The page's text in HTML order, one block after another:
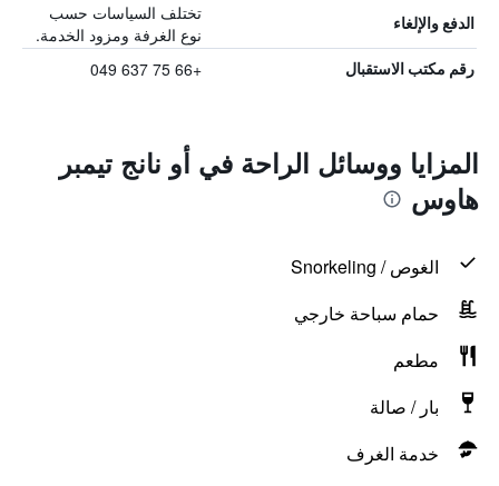
الدفع والإلغاء
تختلف السياسات حسب
نوع الغرفة ومزود الخدمة.
رقم مكتب الاستقبال +66 75 637 049
المزايا ووسائل الراحة في أو نانج تيمبر
هاوس
الغوص / Snorkeling
حمام سباحة خارجي
مطعم
بار / صالة
خدمة الغرف